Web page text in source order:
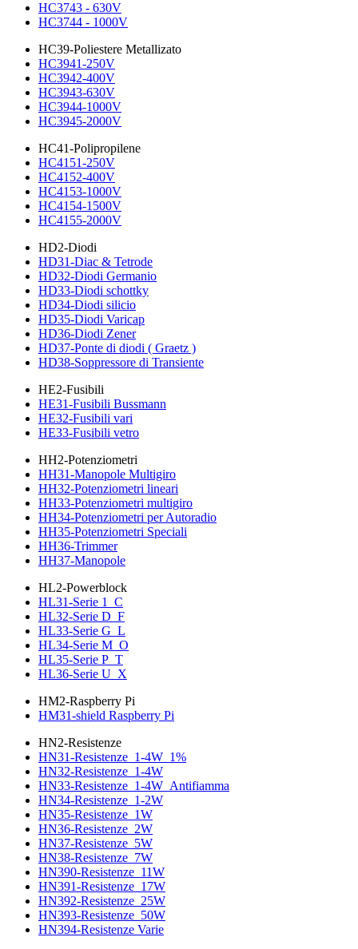
HC3743 - 630V
HC3744 - 1000V
HC39-Poliestere Metallizato
HC3941-250V
HC3942-400V
HC3943-630V
HC3944-1000V
HC3945-2000V
HC41-Polipropilene
HC4151-250V
HC4152-400V
HC4153-1000V
HC4154-1500V
HC4155-2000V
HD2-Diodi
HD31-Diac & Tetrode
HD32-Diodi Germanio
HD33-Diodi schottky
HD34-Diodi silicio
HD35-Diodi Varicap
HD36-Diodi Zener
HD37-Ponte di diodi ( Graetz )
HD38-Soppressore di Transiente
HE2-Fusibili
HE31-Fusibili Bussmann
HE32-Fusibili vari
HE33-Fusibili vetro
HH2-Potenziometri
HH31-Manopole Multigiro
HH32-Potenziometri lineari
HH33-Potenziometri multigiro
HH34-Potenziometri per Autoradio
HH35-Potenziometri Speciali
HH36-Trimmer
HH37-Manopole
HL2-Powerblock
HL31-Serie 1_C
HL32-Serie D_F
HL33-Serie G_L
HL34-Serie M_O
HL35-Serie P_T
HL36-Serie U_X
HM2-Raspberry Pi
HM31-shield Raspberry Pi
HN2-Resistenze
HN31-Resistenze_1-4W_1%
HN32-Resistenze_1-4W
HN33-Resistenze_1-4W_Antifiamma
HN34-Resistenze_1-2W
HN35-Resistenze_1W
HN36-Resistenze_2W
HN37-Resistenze_5W
HN38-Resistenze_7W
HN390-Resistenze_11W
HN391-Resistenze_17W
HN392-Resistenze_25W
HN393-Resistenze_50W
HN394-Resistenze Varie